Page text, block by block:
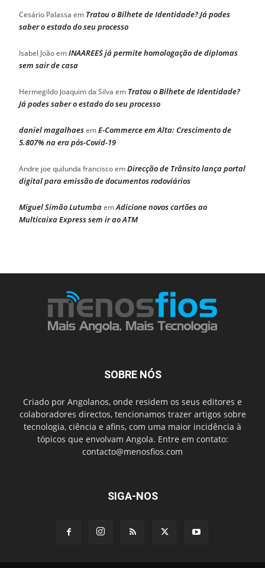
Cesário Palassa em Tratou o Bilhete de Identidade? Já podes
saber o estado do seu processo
Isabel JoãoemINAAREES já permite homologação de diplomas
sem sair de casa
Hermegildo Joaquim da Silva em Tratou o Bilhete de Identidade?
Já podes saber o estado do seu processo
daniel magalhaesemE-Commerce em Alta: Crescimento de
5.807% na era pós-Covid-19
Andre joe quilunda franciscoemDirecção de Trânsito lança portal
digital para emissão de documentos rodoviários
Miguel Simão LutumbaemAdicione novos cartões ao
Multicaixa Express sem ir ao ATM
SOBRE NÓS
Criado por Angolanos, onde residem os seus editores e
colaboradores directos, tencionamos trazer artigos sobre
tecnologia, ciência e afins, com uma maior incidência à
tópicos que envolvam Angola. Entre em contato:
contacto@menosfios.com
SIGA-NOS